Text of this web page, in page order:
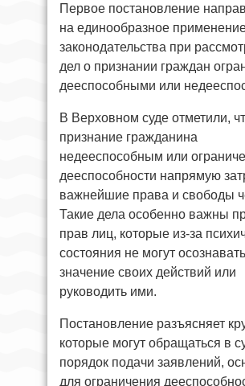
Первое постановление
на единообразное
законодательства при
дел о признании граждан
дееспособными или
В Верховном суде отметили,
признание гражданина
недееспособным или
дееспособности напрямую
важнейшие права и свободы
Такие дела особенно важны
прав лиц, которые из-за
состояния не могут осознавать
значение своих действий или
руководить ими.
Постановление разъясняет
которые могут обращаться в
порядок подачи заявлений,
для ограничения